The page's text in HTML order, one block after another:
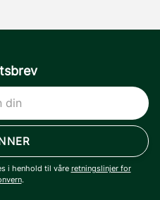
i henhold til våre retningslinjer for
.